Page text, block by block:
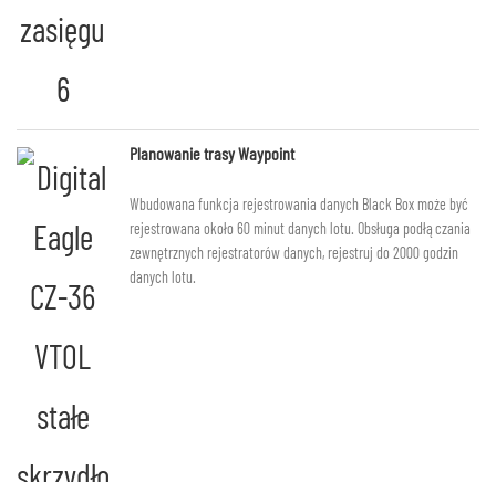
Planowanie trasy Waypoint
Wbudowana funkcja rejestrowania danych Black Box może być
rejestrowana około 60 minut danych lotu. Obsługa podłączania
zewnętrznych rejestratorów danych, rejestruj do 2000 godzin
danych lotu.